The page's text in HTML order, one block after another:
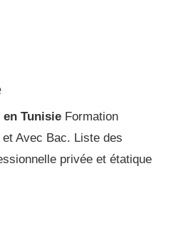
en Tunisie Formation
Avec Bac. Liste des
privée et étatique